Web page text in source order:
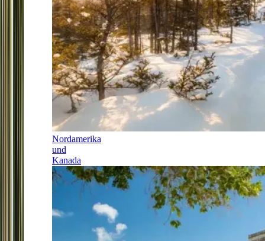
Nordamerika
und
Kanada